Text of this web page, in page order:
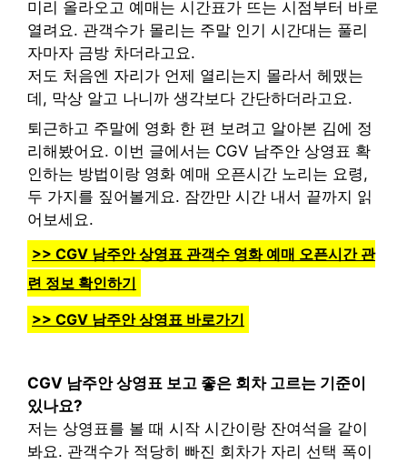
미리 올라오고 예매는 시간표가 뜨는 시점부터 바로
열려요. 관객수가 몰리는 주말 인기 시간대는 풀리
자마자 금방 차더라고요.
저도 처음엔 자리가 언제 열리는지 몰라서 헤맸는
데, 막상 알고 나니까 생각보다 간단하더라고요.
퇴근하고 주말에 영화 한 편 보려고 알아본 김에 정
리해봤어요. 이번 글에서는 CGV 남주안 상영표 확
인하는 방법이랑 영화 예매 오픈시간 노리는 요령,
두 가지를 짚어볼게요. 잠깐만 시간 내서 끝까지 읽
어보세요.
>> CGV 남주안 상영표 관객수 영화 예매 오픈시간 관
련 정보 확인하기
>> CGV 남주안 상영표 바로가기
CGV 남주안 상영표 보고 좋은 회차 고르는 기준이
있나요?
저는 상영표를 볼 때 시작 시간이랑 잔여석을 같이
봐요. 관객수가 적당히 빠진 회차가 자리 선택 폭이